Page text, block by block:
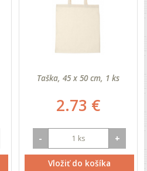
Taška, 45 x 50 cm, 1 ks
2.73 €
- +
Vložiť do košíka